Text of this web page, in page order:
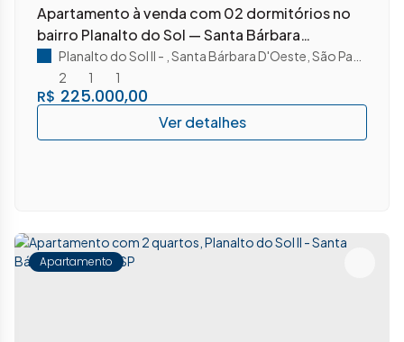
Apartamento à venda com 02 dormitórios no
bairro Planalto do Sol — Santa Bárbara
d'Oeste/SP.
R$ 225.000,00
Planalto do Sol II Santa Bárbara D'Oeste São Paulo
2
1 1
Apartamento